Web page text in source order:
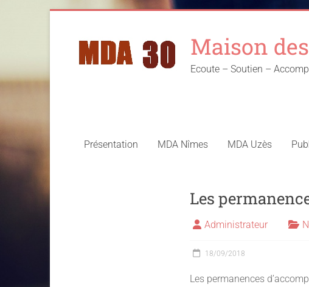
content
Maison
Ecoute – Soutien –
Présentation MDA Nîmes MDA Uzès
Les
Administrateur
18/09/2018
Les permanences